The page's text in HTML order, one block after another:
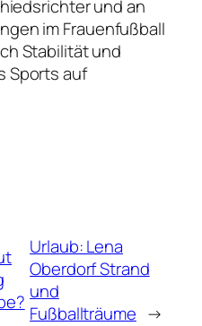
und an
im Frauenfußball
Stabilität und
Sports auf
Urlaub: Lena
Oberdorf Strand
und
Fußballträume →